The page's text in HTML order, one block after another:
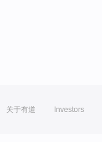
关于有道 Investors